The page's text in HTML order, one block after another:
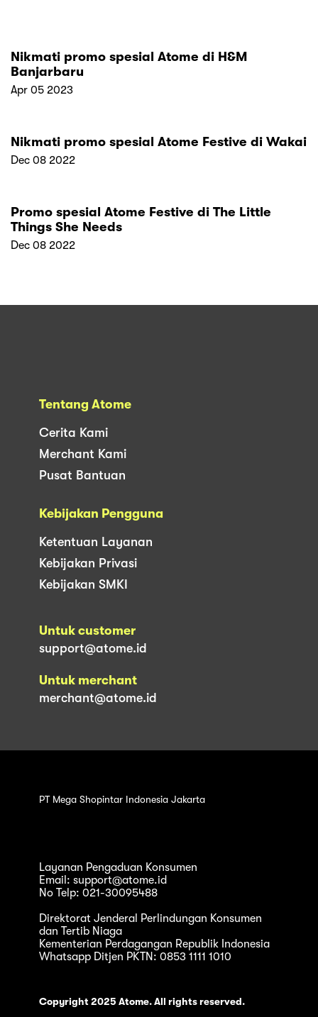
Nikmati promo spesial Atome di H&M
Banjarbaru
Apr 05 2023
Nikmati promo spesial Atome Festive di Wakai
Dec 08 2022
Promo spesial Atome Festive di The Little
Things She Needs
Dec 08 2022
Tentang Atome
Cerita Kami
Merchant Kami
Pusat Bantuan
Kebijakan Pengguna
Ketentuan Layanan
Kebijakan Privasi
Kebijakan SMKI
Untuk customer
support@atome.id
Untuk merchant
merchant@atome.id
PT Mega Shopintar Indonesia Jakarta
Layanan Pengaduan Konsumen
Email: support@atome.id
No Telp: 021-30095488
Direktorat Jenderal Perlindungan Konsumen
dan Tertib Niaga
Kementerian Perdagangan Republik Indonesia
Whatsapp Ditjen PKTN: 0853 1111 1010
Copyright 2025 Atome. All rights reserved.